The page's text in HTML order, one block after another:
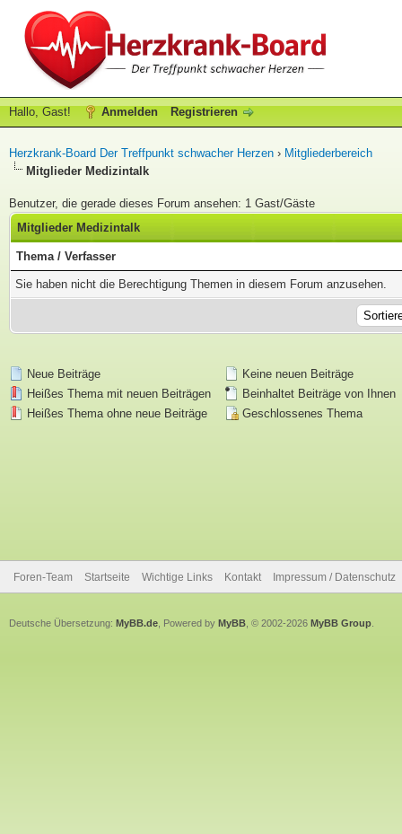
Hallo, Gast! Anmelden Registrieren
Herzkrank-Board Der Treffpunkt schwacher Herzen › Mitgliederbereich
Mitglieder Medizintalk
Benutzer, die gerade dieses Forum ansehen: 1 Gast/Gäste
Mitglieder Medizintalk
Thema/ Verfasser
Sie haben nicht die Berechtigung Themen in diesem Forum anzusehen.
Neue Beiträge
Heißes Thema mit neuen Beiträgen
Heißes Thema ohne neue Beiträge
Keine neuen Beiträge
Beinhaltet Beiträge von Ihnen
Geschlossenes Thema
Foren-Team Startseite Wichtige Links Kontakt Impressum / Datenschutz
Deutsche Übersetzung: MyBB.de , Powered by MyBB , © 2002-2026 MyBB Group